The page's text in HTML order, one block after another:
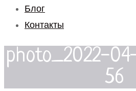
Блог
Контакты
photo_2022-
56